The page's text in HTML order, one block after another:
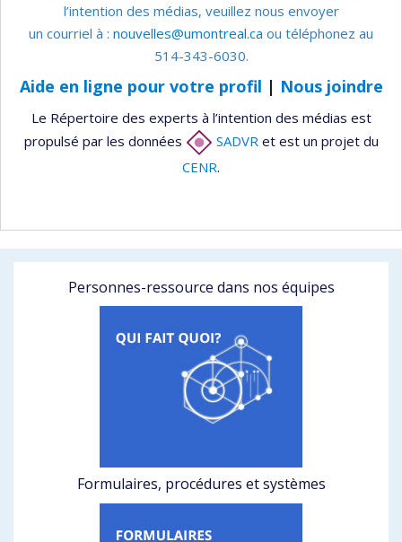
l’intention des médias, veuillez nous envoyer
un courriel à : nouvelles@umontreal.ca ou téléphonez au
514-343-6030.
Aide en ligne pour votre profil | Nous joindre
Le Répertoire des experts à l’intention des médias est
propulsé par les données
SADVR et est un projet du
CENR.
Personnes-ressource dans nos équipes
Formulaires, procédures et systèmes